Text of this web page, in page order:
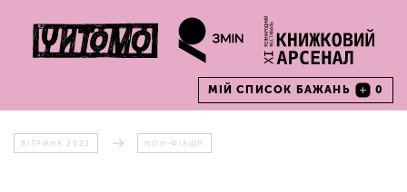
МІЙ СПИСОК БАЖАНЬ 0
ВІТРИНА 2023 НОН-ФІКШН